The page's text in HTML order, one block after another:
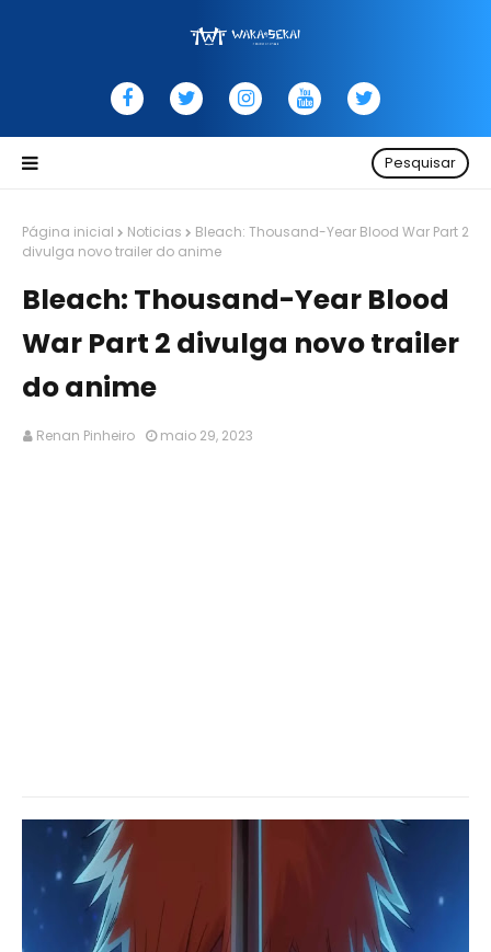
Pesquisar
Página inicial Noticias
Bleach: Thousand-Year Blood War Part 2
divulga novo trailer do anime
Bleach: Thousand-Year Blood
War Part 2 divulga novo trailer
do anime
Renan Pinheiro maio 29, 2023